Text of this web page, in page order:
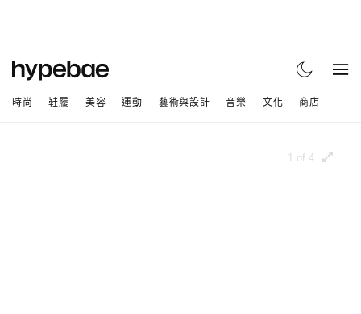
時尚 鞋履 美容 運動 藝術與設計 音樂 文化 商店
1 of 4